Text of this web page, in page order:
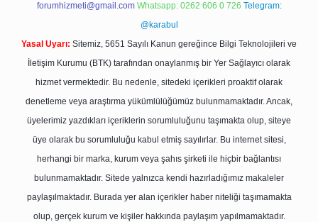
forumhizmeti@gmail.com Whatsapp: 0262 606 0 726 Telegram:
@karabul
Yasal Uyarı: Sitemiz, 5651 Sayılı Kanun gereğince Bilgi Teknolojileri ve
İletişim Kurumu (BTK) tarafından onaylanmış bir Yer Sağlayıcı olarak
hizmet vermektedir. Bu nedenle, sitedeki içerikleri proaktif olarak
denetleme veya araştırma yükümlülüğümüz bulunmamaktadır. Ancak,
üyelerimiz yazdıkları içeriklerin sorumluluğunu taşımakta olup, siteye
üye olarak bu sorumluluğu kabul etmiş sayılırlar. Bu internet sitesi,
herhangi bir marka, kurum veya şahıs şirketi ile hiçbir bağlantısı
bulunmamaktadır. Sitede yalnızca kendi hazırladığımız makaleler
paylaşılmaktadır. Burada yer alan içerikler haber niteliği taşımamakta
olup, gerçek kurum ve kişiler hakkında paylaşım yapılmamaktadır.